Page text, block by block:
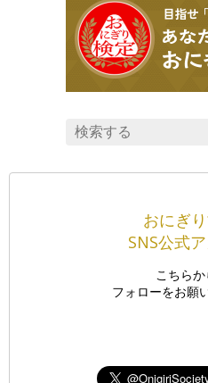
おにぎ
SNS公式
こちら
フォローをお願